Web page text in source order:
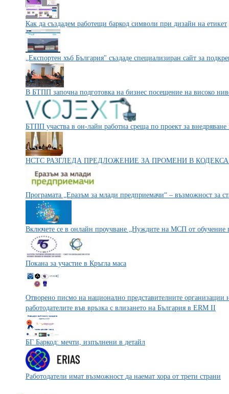
Как да създадем работещи баркод символи при дизайн на етикет
„Експортен хъб България" създаде специализиран сайт за
В БТПП започна подготовка на бизнес посещение на високо
БТПП участва в он-лайн работна среща по проект за внедряване
НСТС РАЗГЛЕДА ПРЕДЛОЖЕНИЕ ЗА ПРОМЕНИ В
Програмата „Еразъм за млади предприемачи“ – възможност за
Включете се в онлайн проучване „Нуждите на МСП от обучение
Покана за участие в Кръгла маса
Отворено писмо на национално представителните организации
работодателите във връзка с влизането на България в ERM II
БГ Баркод: мечти, изпълнени в детайл
Работодатели имат възможност да наемат хора от трети страни